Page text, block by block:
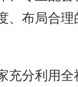
、布局合
分利用全